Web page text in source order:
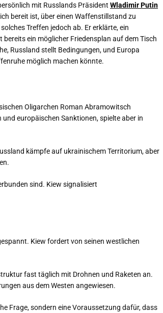
mit Russlands Präsident Wladimir Putin
bereit ist, über einen Waffenstillstand zu
Treffen jedoch ab. Er erklärte, ein
bereits ein möglicher Friedensplan auf dem Tisch
Russland stellt Bedingungen, und Europa
möglich machen könnte.
Oligarchen Roman Abramowitsch
europäischen Sanktionen, spielte aber in
kämpfe auf ukrainischem Territorium, aber
sind. Kiew signalisiert
Kiew fordert von seinen westlichen
fast täglich mit Drohnen und Raketen an.
aus dem Westen angewiesen.
Frage, sondern eine Voraussetzung dafür, dass